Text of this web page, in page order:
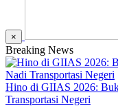
×
Breaking News
Hino di GIIAS 2026:
Transportasi Negeri